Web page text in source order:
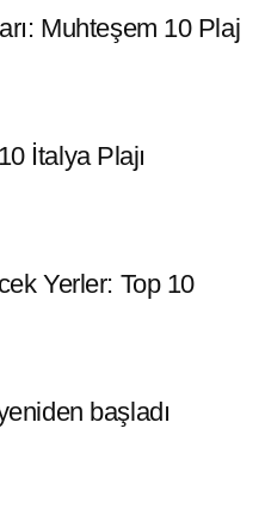
Muhteşem 10 Plaj
İtalya Plajı
Yerler: Top 10
başladı